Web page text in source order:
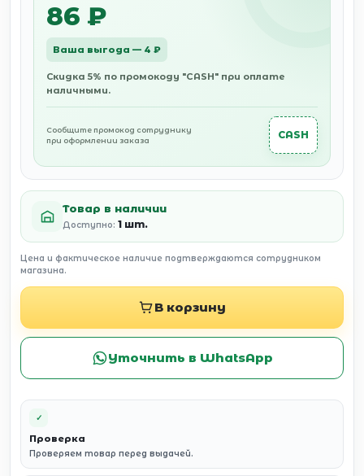
86 ₽
Ваша выгода — 4 ₽
Скидка 5% по промокоду "CASH" при оплате
наличными.
Сообщите промокод сотруднику
при оформлении заказа
CASH
Товар в наличии
Доступно: 1 шт.
Цена и фактическое наличие подтверждаются сотрудником
магазина.
В корзину
Уточнить в WhatsApp
✓
Проверка
Проверяем товар перед выдачей.